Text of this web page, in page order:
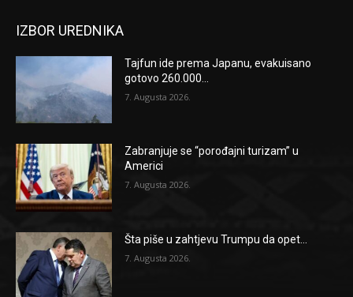
IZBOR UREDNIKA
Tajfun ide prema Japanu, evakuisano
gotovo 260.000...
7. Augusta 2026.
Zabranjuje se “porođajni turizam” u
Americi
7. Augusta 2026.
Šta piše u zahtjevu Trumpu da opet...
7. Augusta 2026.